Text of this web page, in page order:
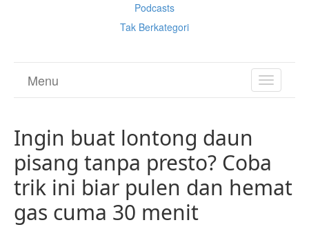
Podcasts
Tak Berkategori
TOGGLE
Menu
Ingin buat lontong daun
pisang tanpa presto? Coba
trik ini biar pulen dan hemat
gas cuma 30 menit